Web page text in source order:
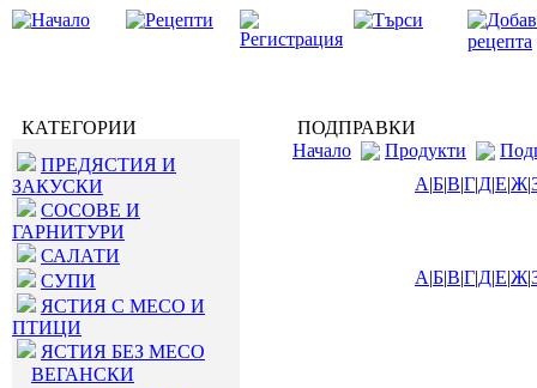
КАТЕГОРИИ
ПРЕДЯСТИЯ И
ЗАКУСКИ
СОСОВЕ И
ГАРНИТУРИ
САЛАТИ
СУПИ
ЯСТИЯ С МЕСО И
ПТИЦИ
ЯСТИЯ БЕЗ МЕСО
ВЕГАНСКИ
ПОДПРАВКИ
Начало
Продукти
А|Б|В|Г|Д|Е|Ж|
А|Б|В|Г|Д|Е|Ж|